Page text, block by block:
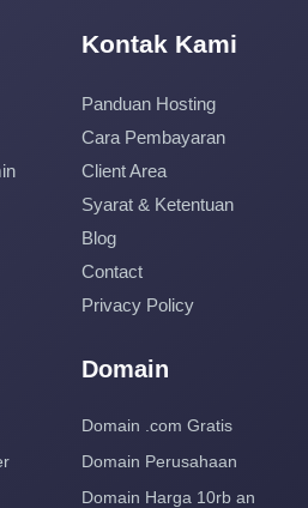
Kontak Kami
Panduan Hosting
Cara Pembayaran
Client Area
Syarat & Ketentuan
Blog
Contact
Privacy Policy
Domain
Domain .com Gratis
Domain Perusahaan
Domain Harga 10rb an